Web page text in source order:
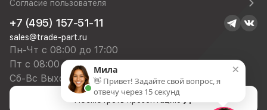
Согласие пользователя
+7 (495) 157-51-11
sales@trade-part.ru
Пн-Чт с 08:00 до 17:00
Пт с 08:00 до 16:00
Сб-Вс Выходной
×
Мила
👋 Привет! Задайте свой вопрос, я
отвечу через 15 секунд